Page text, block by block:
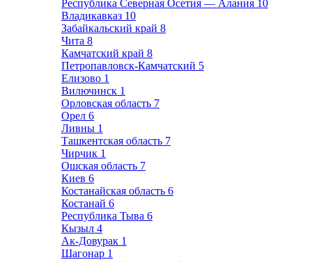
Республика Северная Осетия — Алания 10
Владикавказ 10
Забайкальский край 8
Чита 8
Камчатский край 8
Петропавловск-Камчатский 5
Елизово 1
Вилючинск 1
Орловская область 7
Орел 6
Ливны 1
Ташкентская область 7
Чирчик 1
Ошская область 7
Киев 6
Костанайская область 6
Костанай 6
Республика Тыва 6
Кызыл 4
Ак-Довурак 1
Шагонар 1